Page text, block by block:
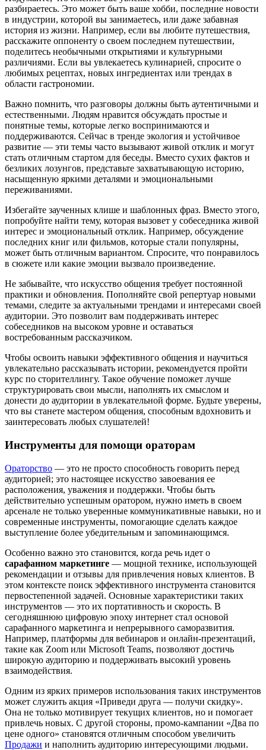
разбираетесь. Это может быть ваше хобби, последние новости
в индустрии, которой вы занимаетесь, или даже забавная
история из жизни. Например, если вы любите путешествия,
расскажите оппоненту о своем последнем путешествии,
поделитесь необычными открытиями и культурными
различиями. Если вы увлекаетесь кулинарией, спросите о
любимых рецептах, новых ингредиентах или трендах в
области гастрономии.
Важно помнить, что разговоры должны быть аутентичными и
естественными. Людям нравится обсуждать простые и
понятные темы, которые легко воспринимаются и
поддерживаются. Сейчас в тренде экология и устойчивое
развитие — эти темы часто вызывают живой отклик и могут
стать отличным стартом для беседы. Вместо сухих фактов и
безликих лозунгов, представьте захватывающую историю,
насыщенную яркими деталями и эмоциональными
переживаниями.
Избегайте заученных клише и шаблонных фраз. Вместо этого,
попробуйте найти тему, которая вызовет у собеседника живой
интерес и эмоциональный отклик. Например, обсуждение
последних книг или фильмов, которые стали популярны,
может быть отличным вариантом. Спросите, что понравилось
в сюжете или какие эмоции вызвало произведение.
Не забывайте, что искусство общения требует постоянной
практики и обновления. Пополняйте свой репертуар новыми
темами, следите за актуальными трендами и интересами своей
аудитории. Это позволит вам поддерживать интерес
собеседников на высоком уровне и оставаться
востребованным рассказчиком.
Чтобы освоить навыки эффективного общения и научиться
увлекательно рассказывать истории, рекомендуется пройти
курс по сторителлингу. Такое обучение поможет лучше
структурировать свои мысли, наполнять их смыслом и
донести до аудитории в увлекательной форме. Будьте уверены,
что вы станете мастером общения, способным вдохновить и
заинтересовать любых слушателей!
Инструменты для помощи ораторам
Ораторство — это не просто способность говорить перед
аудиторией; это настоящее искусство завоевания ее
расположения, уважения и поддержки. Чтобы быть
действительно успешным оратором, нужно иметь в своем
арсенале не только уверенные коммуникативные навыки, но и
современные инструменты, помогающие сделать каждое
выступление более убедительным и запоминающимся.
Особенно важно это становится, когда речь идет о
сарафанном маркетинге — мощной технике, использующей
рекомендации и отзывы для привлечения новых клиентов. В
этом контексте поиск эффективного инструмента становится
первостепенной задачей. Основные характеристики таких
инструментов — это их портативность и скорость. В
сегодняшнюю цифровую эпоху интернет стал основой
сарафанного маркетинга и непрерывного саморазвития.
Например, платформы для вебинаров и онлайн-презентаций,
такие как Zoom или Microsoft Teams, позволяют достичь
широкую аудиторию и поддерживать высокий уровень
взаимодействия.
Одним из ярких примеров использования таких инструментов
может служить акция «Приведи друга — получи скидку».
Она не только мотивирует текущих клиентов, но и помогает
привлечь новых. С другой стороны, промо-кампании «Два по
цене одного» становятся отличным способом увеличить
Продажи и наполнить аудиторию интересующими людьми.